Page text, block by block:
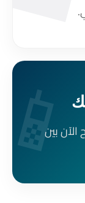
بين